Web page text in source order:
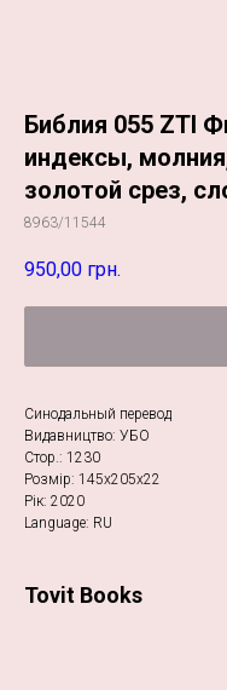
Библия 055 ZTI
индексы,
золотой срез,
8963/11544
950,00 грн.
Синодальный перевод
Видавництво: УБО
Стор.: 1230
Розмір: 145х205х22
Рік: 2020
Language: RU
Tovit Books